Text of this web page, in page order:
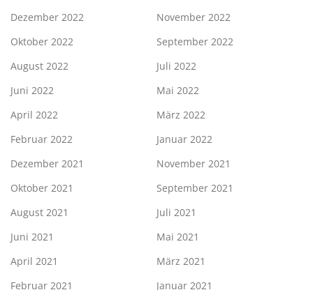
Dezember 2022
November 2022
Oktober 2022
September 2022
August 2022
Juli 2022
Juni 2022
Mai 2022
April 2022
März 2022
Februar 2022
Januar 2022
Dezember 2021
November 2021
Oktober 2021
September 2021
August 2021
Juli 2021
Juni 2021
Mai 2021
April 2021
März 2021
Februar 2021
Januar 2021